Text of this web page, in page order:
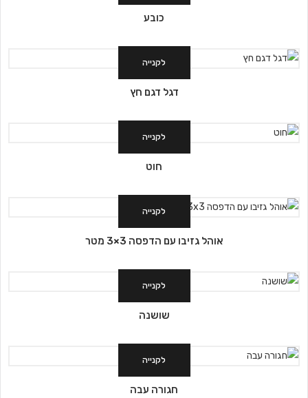
כובע
לקנייה
דגל דגם חץ
לקנייה
חוט
לקנייה
אוהל גזיבו עם הדפסה 3×3 מטר
לקנייה
שושנה
לקנייה
חגורה עבה